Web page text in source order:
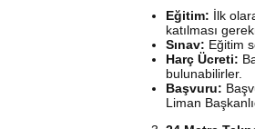
Eğitim: İlk
katılması
Sınav: Eğitim
Harç Ücreti:
bulunabilirler.
Başvuru:
Liman